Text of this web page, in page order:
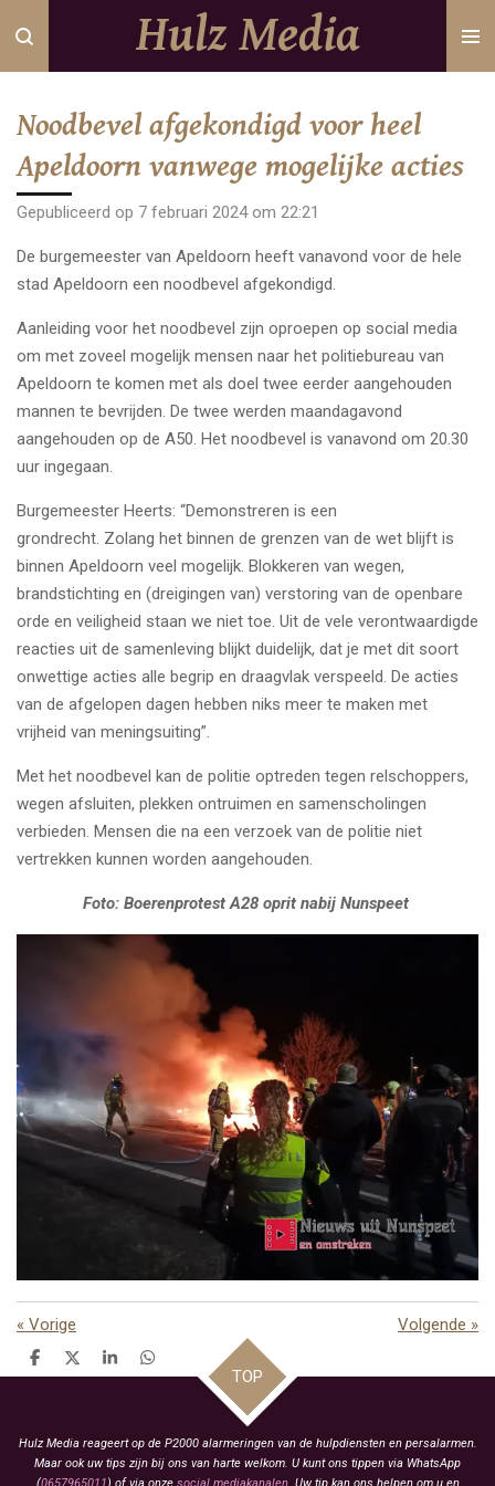
Ga
direct
hoofdinhoud
Hulz Media
Noodbevel afgekondigd voor heel
Apeldoorn vanwege mogelijke acties
Gepubliceerd op 7 februari 2024 om 22:21
De burgemeester van Apeldoorn heeft vanavond voor de hele
stad Apeldoorn een noodbevel afgekondigd.
Aanleiding voor het noodbevel zijn oproepen op social media
om met zoveel mogelijk mensen naar het politiebureau van
Apeldoorn te komen met als doel twee eerder aangehouden
mannen te bevrijden. De twee werden maandagavond
aangehouden op de A50. Het noodbevel is vanavond om 20.30
uur ingegaan.
Burgemeester Heerts: “Demonstreren is een
grondrecht. Zolang het binnen de grenzen van de wet blijft is
binnen Apeldoorn veel mogelijk. Blokkeren van wegen,
brandstichting en (dreigingen van) verstoring van de openbare
orde en veiligheid staan we niet toe. Uit de vele verontwaardigde
reacties uit de samenleving blijkt duidelijk, dat je met dit soort
onwettige acties alle begrip en draagvlak verspeeld. De acties
van de afgelopen dagen hebben niks meer te maken met
vrijheid van meningsuiting”.
Met het noodbevel kan de politie optreden tegen relschoppers,
wegen afsluiten, plekken ontruimen en samenscholingen
verbieden. Mensen die na een verzoek van de politie niet
vertrekken kunnen worden aangehouden.
Foto: Boerenprotest A28 oprit nabij Nunspeet
« Vorige Volgende »
D
e
D
e
S
h
D
e
TOP
Hulz Media reageert op de P2000 alarmeringen van de hulpdiensten en persalarmen.
Maar ook uw tips zijn bij ons van harte welkom. U kunt ons tippen via WhatsApp